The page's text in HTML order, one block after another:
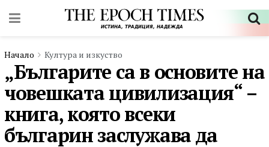
Начало Култура и изкуство
„Българите са в основите на
човешката цивилизация“ –
книга, която всеки
българин заслужава да